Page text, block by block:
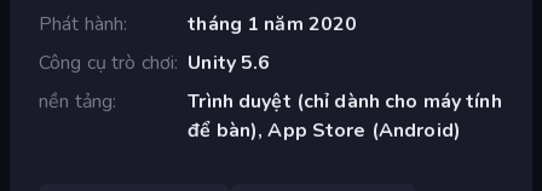
Phát hành
tháng 1 năm 2020
Công cụ trò chơi Unity 5.6
nền tảng
Trình duyệt (chỉ dành cho máy tính
để bàn), App Store (Android)